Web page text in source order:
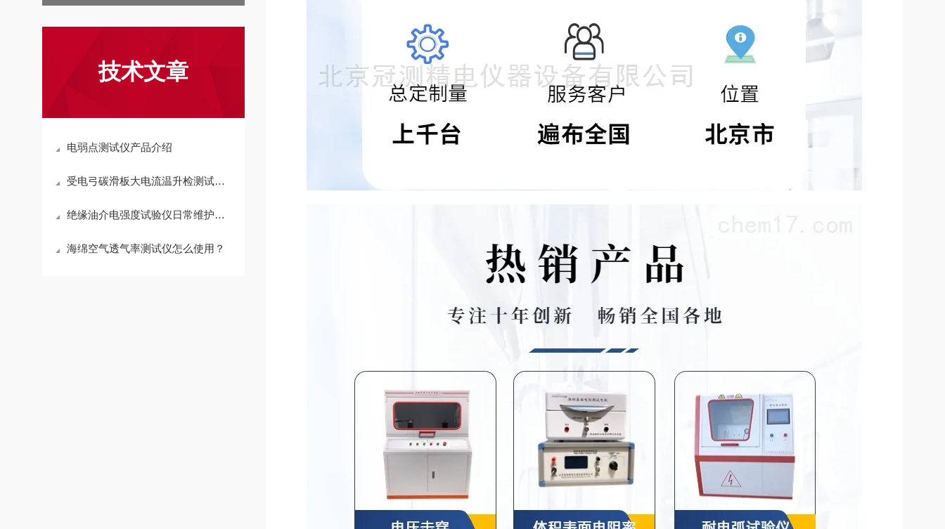
技术文章
电弱点测试仪产品介绍
受电弓碳滑板大电流温升检测试验仪简介
绝缘油介电强度试验仪日常维护守则
海绵空气透气率测试仪怎么使用？